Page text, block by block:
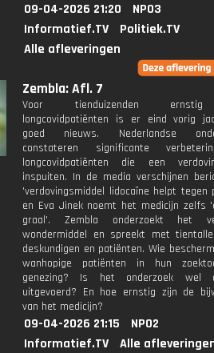
09-04-2026 21:20
NPO3
Informatief.TV
Politiek.TV
Alle afleveringen
Zembla: Afl. 7
Voor tienduizenden
longcovidpatiënten is er eind vorig
goed nieuws. Nederlandse
constateren significante
longcovidpatiënten die een
inspuiten. In de media verschijnen
'verdovingsmiddel lidocaïne helpt tegen
en Eva Jinek noemt het medicijn zelfs
graal'. Zembla onderzoekt het
wondermiddel en spreekt met
deskundigen en patiënten. Wie
wanhopige patiënten in hun
genezing? Is het onderzoek wel
uitgevoerd? En hoe ernstig zijn de
van het medicijn?
09-04-2026 21:15
NPO2
Informatief.TV
Alle